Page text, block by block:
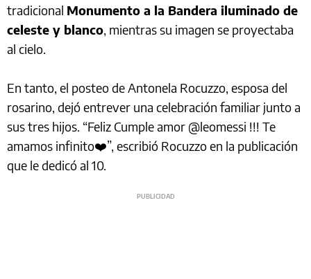
tradicional Monumento a la Bandera iluminado de
celeste y blanco, mientras su imagen se proyectaba
al cielo.
En tanto, el posteo de Antonela Rocuzzo, esposa del
rosarino, dejó entrever una celebración familiar junto a
sus tres hijos. “Feliz Cumple amor @leomessi !!! Te
amamos infinito❤️”, escribió Rocuzzo en la publicación
que le dedicó al 10.